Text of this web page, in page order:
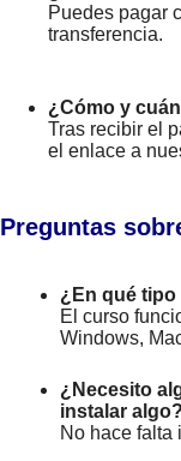
Puedes pagar
transferencia.
¿Cómo y
Tras recibir el
el enlace a
Preguntas
¿En qué
El curso
Windows,
¿Necesito
instalar algo?
No hace falta